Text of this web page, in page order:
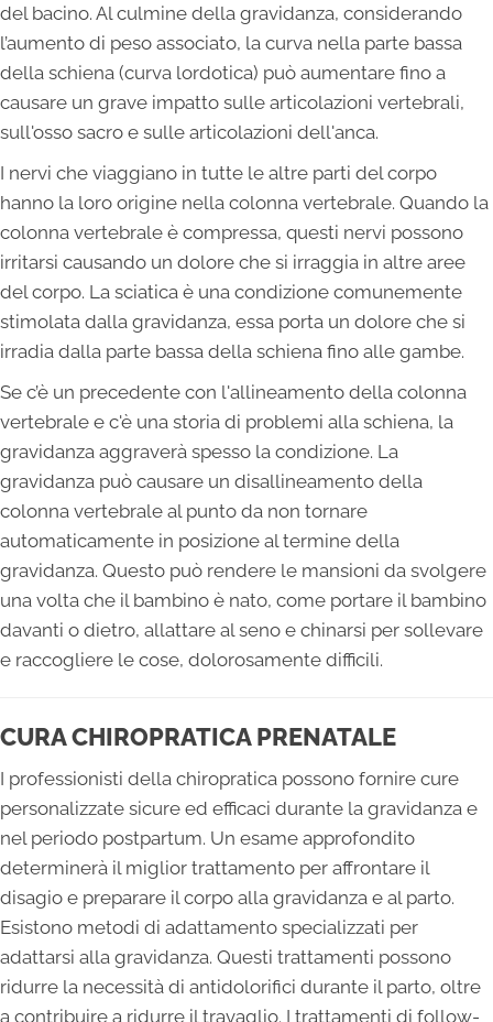
del bacino. Al culmine della gravidanza, considerando
l’aumento di peso associato, la curva nella parte bassa
della schiena (curva lordotica) può aumentare fino a
causare un grave impatto sulle articolazioni vertebrali,
sull'osso sacro e sulle articolazioni dell'anca.
I nervi che viaggiano in tutte le altre parti del corpo
hanno la loro origine nella colonna vertebrale. Quando la
colonna vertebrale è compressa, questi nervi possono
irritarsi causando un dolore che si irraggia in altre aree
del corpo. La sciatica è una condizione comunemente
stimolata dalla gravidanza, essa porta un dolore che si
irradia dalla parte bassa della schiena fino alle gambe.
Se c’è un precedente con l'allineamento della colonna
vertebrale e c'è una storia di problemi alla schiena, la
gravidanza aggraverà spesso la condizione. La
gravidanza può causare un disallineamento della
colonna vertebrale al punto da non tornare
automaticamente in posizione al termine della
gravidanza. Questo può rendere le mansioni da svolgere
una volta che il bambino è nato, come portare il bambino
davanti o dietro, allattare al seno e chinarsi per sollevare
e raccogliere le cose, dolorosamente difficili.
CURA CHIROPRATICA PRENATALE
I professionisti della chiropratica possono fornire cure
personalizzate sicure ed efficaci durante la gravidanza e
nel periodo postpartum. Un esame approfondito
determinerà il miglior trattamento per affrontare il
disagio e preparare il corpo alla gravidanza e al parto.
Esistono metodi di adattamento specializzati per
adattarsi alla gravidanza. Questi trattamenti possono
ridurre la necessità di antidolorifici durante il parto, oltre
a contribuire a ridurre il travaglio. I trattamenti di follow-